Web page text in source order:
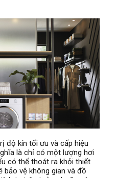
độ kín tối ưu và cấp hiệu
là chỉ có một lượng hơi
có thể thoát ra khỏi thiết
bảo vệ không gian và đồ